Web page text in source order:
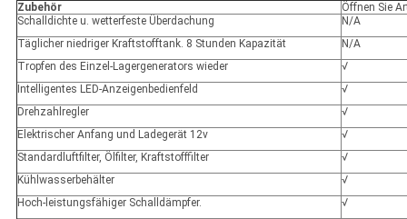
Zubehör
Öffnen Sie
Schalldichte u. wetterfeste Überdachung
N/A
Täglicher niedriger Kraftstofftank. 8 Stunden Kapazität
N/A
Tropfen des Einzel-Lagergenerators wieder
√
Intelligentes LED-Anzeigenbedienfeld
√
Drehzahlregler
√
Elektrischer Anfang und Ladegerät 12v
√
Standardluftfilter, Ölfilter, Kraftstofffilter
√
Kühlwasserbehälter
√
Hoch-leistungsfähiger Schalldämpfer.
√